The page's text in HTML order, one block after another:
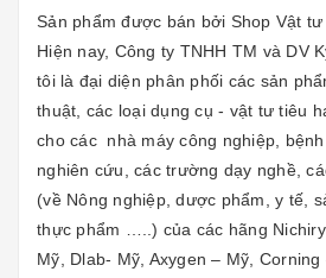
Sản phẩm được bán bởi Shop Vật tư
Hiện nay, Công ty TNHH TM và DV
tôi là đại diện phân phối các sản
thuật, các loại dụng cụ - vật tư tiêu
cho các nhà máy công nghiệp,
nghiên cứu, các trường dạy nghề,
(về Nông nghiệp, dược phẩm, y tế,
thực phẩm …..) của các hãng
Mỹ, Dlab- Mỹ, Axygen – Mỹ,